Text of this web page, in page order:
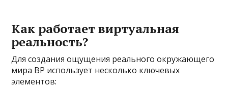
Как работает виртуальная
реальность?
Для создания ощущения реального окружающего
мира ВР использует несколько ключевых
элементов: